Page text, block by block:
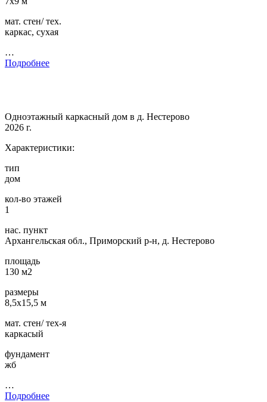
мат. стен/ тех.
каркас, сухая
…
Подробнее
Одноэтажный каркасный дом в д. Нестерово
2026 г.
Характеристики:
тип
дом
кол-во этажей
1
нас. пункт
Архангельская обл., Приморский р-н, д. Нестерово
площадь
130 м2
размеры
8,5х15,5 м
мат. стен/ тех-я
каркасый
фундамент
жб
…
Подробнее